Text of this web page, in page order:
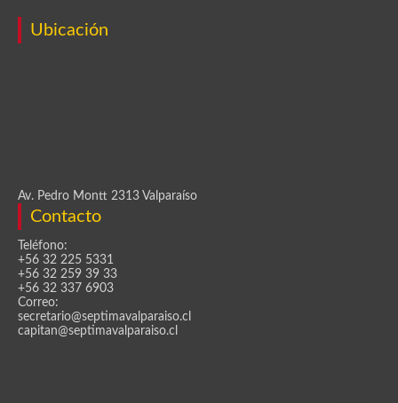
Ubicación
Av. Pedro Montt 2313 Valparaíso
Contacto
Teléfono:
+56 32 225 5331
+56 32 259 39 33
+56 32 337 6903
Correo:
secretario@septimavalparaiso.cl
capitan@septimavalparaiso.cl